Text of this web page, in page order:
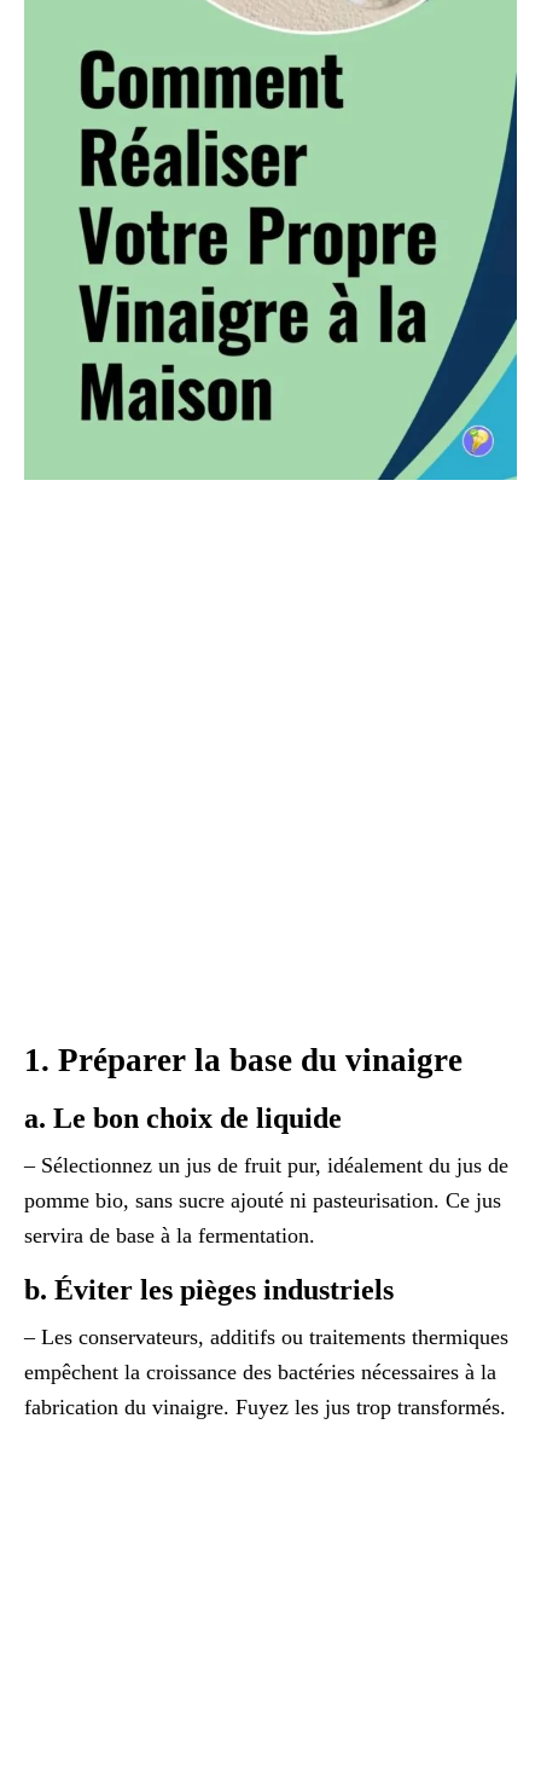
1. Préparer la base du vinaigre
a. Le bon choix de liquide
– Sélectionnez un jus de fruit pur, idéalement du jus de
pomme bio, sans sucre ajouté ni pasteurisation. Ce jus
servira de base à la fermentation.
b. Éviter les pièges industriels
– Les conservateurs, additifs ou traitements thermiques
empêchent la croissance des bactéries nécessaires à la
fabrication du vinaigre. Fuyez les jus trop transformés.